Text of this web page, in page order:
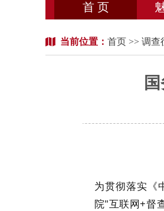
首 页
当前位置： 首页 >> 调查
为贯彻落实《
院"互联网+督